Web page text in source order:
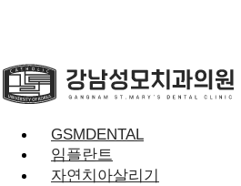
GSMDENTAL
임플란트
자연치아살리기